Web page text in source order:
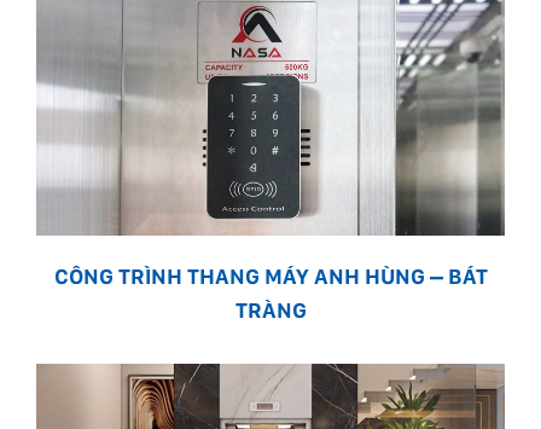
CÔNG TRÌNH THANG MÁY ANH HÙNG – BÁT
TRÀNG